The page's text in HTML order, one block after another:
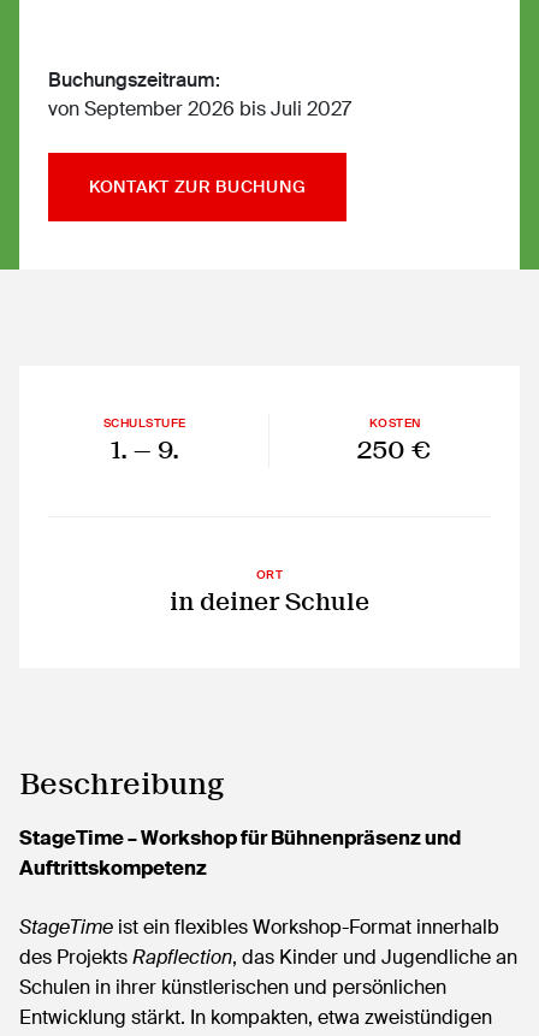
Buchungszeitraum:
von September 2026 bis Juli 2027
KONTAKT ZUR BUCHUNG
SCHULSTUFE
1. — 9.
KOSTEN
250 €
ORT
in deiner Schule
Beschreibung
StageTime – Workshop für Bühnenpräsenz und
Auftrittskompetenz
StageTime ist ein flexibles Workshop-Format innerhalb
des ProjektsRapflection, das Kinder und Jugendliche an
Schulen in ihrer künstlerischen und persönlichen
Entwicklung stärkt. In kompakten, etwa zweistündigen